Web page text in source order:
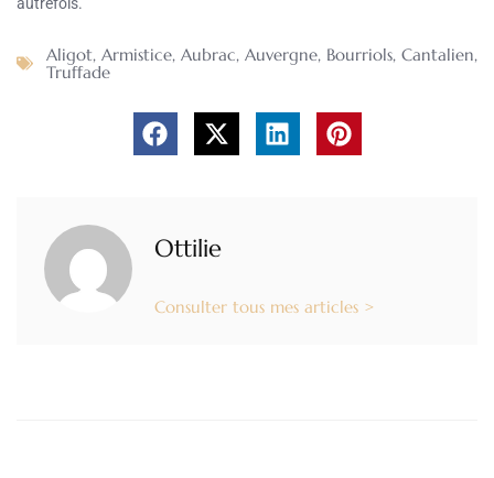
Aligot, Armistice, Aubrac, Auvergne, Bourriols, Cantalien,
Truffade
Ottilie
Consulter tous mes articles >